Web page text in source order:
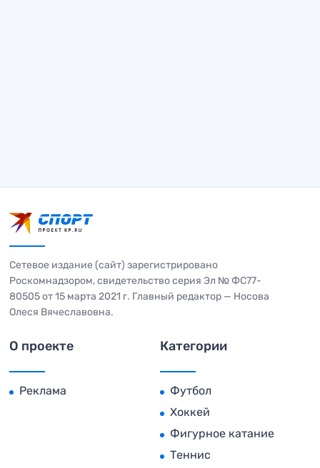
Сетевое издание (сайт) зарегистрировано
Роскомнадзором, свидетельство серия Эл № ФС77-
80505 от 15 марта 2021 г. Главный редактор — Носова
Олеся Вячеславовна.
О проекте
Реклама
Категории
Футбол
Хоккей
Фигурное катание
Теннис